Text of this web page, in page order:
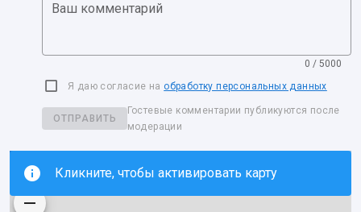
Ваш комментарий
0 / 5000
Я даю согласие на обработку персональных данных
ОТПРАВИТЬ
Гостевые комментарии публикуются после
модерации
Кликните, чтобы активировать карту